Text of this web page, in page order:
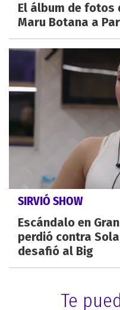
El álbum de
Maru Botana a
SIRVIÓ SHOW
Escándalo en
perdió contra
desafió al Big
Te